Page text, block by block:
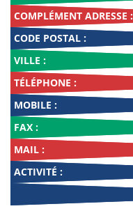
COMPLÉMENT ADRESSE :
CODE POSTAL :
VILLE :
TÉLÉPHONE :
MOBILE :
FAX :
MAIL :
ACTIVITÉ :